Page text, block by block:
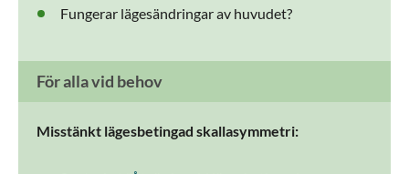
Fungerar lägesändringar av huvudet?
För alla vid behov
Misstänkt lägesbetingad skallasymmetri: